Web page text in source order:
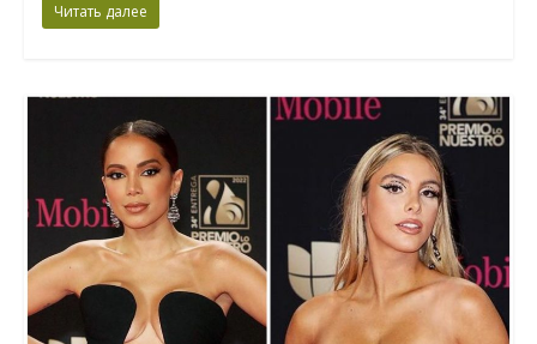
Читать далее